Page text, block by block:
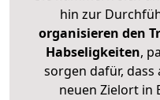
hin zur
organisieren den
Habseligkeiten,
sorgen dafür,
neuen Zielort in